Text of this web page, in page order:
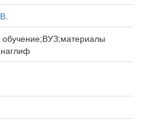
обучение;ВУЗ;материалы